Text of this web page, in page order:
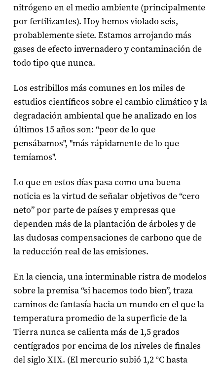
nitrógeno en el medio ambiente (principalmente
por fertilizantes). Hoy hemos violado seis,
probablemente siete. Estamos arrojando más
gases de efecto invernadero y contaminación de
todo tipo que nunca.
Los estribillos más comunes en los miles de
estudios científicos sobre el cambio climático y la
degradación ambiental que he analizado en los
últimos 15 años son: “peor de lo que
pensábamos", "más rápidamente de lo que
temíamos".
Lo que en estos días pasa como una buena
noticia es la virtud de señalar objetivos de “cero
neto” por parte de países y empresas que
dependen más de la plantación de árboles y de
las dudosas compensaciones de carbono que de
la reducción real de las emisiones.
En la ciencia, una interminable ristra de modelos
sobre la premisa “si hacemos todo bien”, traza
caminos de fantasía hacia un mundo en el que la
temperatura promedio de la superficie de la
Tierra nunca se calienta más de 1,5 grados
centígrados por encima de los niveles de finales
del siglo XIX. (El mercurio subió 1,2 °C hasta